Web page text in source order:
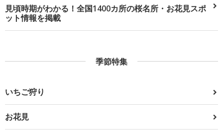
見頃時期がわかる！全国1400カ所の桜名所・お花見スポ
ット情報を掲載
季節特集
いちご狩り
お花見